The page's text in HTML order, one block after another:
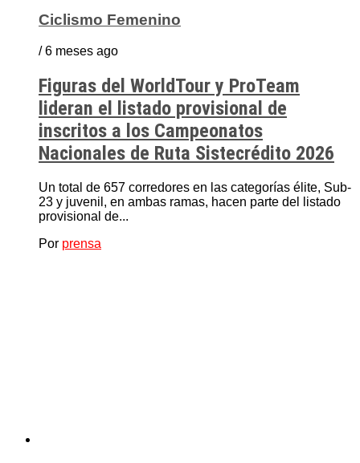
Ciclismo Femenino
/ 6 meses ago
Figuras del WorldTour y ProTeam
lideran el listado provisional de
inscritos a los Campeonatos
Nacionales de Ruta Sistecrédito 2026
Un total de 657 corredores en las categorías élite, Sub-
23 y juvenil, en ambas ramas, hacen parte del listado
provisional de...
Por prensa